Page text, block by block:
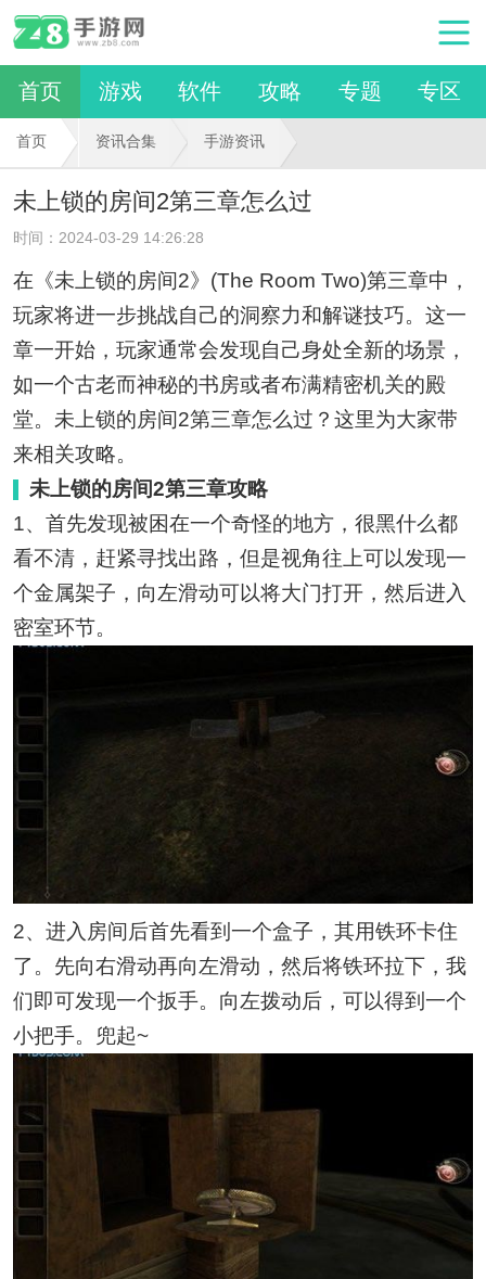
首页 游戏 软件 攻略 专题 专区
首页 资讯合集 手游资讯
未上锁的房间2第三章怎么过
时间：2024-03-29 14:26:28
在《未上锁的房间2》(The Room Two)第三章中，
玩家将进一步挑战自己的洞察力和解谜技巧。这一
章一开始，玩家通常会发现自己身处全新的场景，
如一个古老而神秘的书房或者布满精密机关的殿
堂。未上锁的房间2第三章怎么过？这里为大家带
来相关攻略。
未上锁的房间2第三章攻略
1、首先发现被困在一个奇怪的地方，很黑什么都
看不清，赶紧寻找出路，但是视角往上可以发现一
个金属架子，向左滑动可以将大门打开，然后进入
密室环节。
2、进入房间后首先看到一个盒子，其用铁环卡住
了。先向右滑动再向左滑动，然后将铁环拉下，我
们即可发现一个扳手。向左拨动后，可以得到一个
小把手。兜起~